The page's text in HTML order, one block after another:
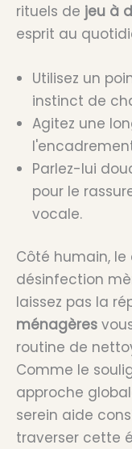
rituels de jeu à
esprit au
Utilisez un
instinct de
Agitez une
Parlez-lui
pour le
vocale.
Côté humain,
désinfection
laissez pas la
ménagères
routine de
Comme le
approche
serein aide
traverser cette